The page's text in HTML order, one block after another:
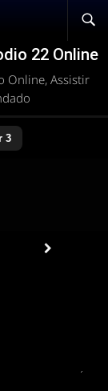
22 Online
Online, Assistir
3